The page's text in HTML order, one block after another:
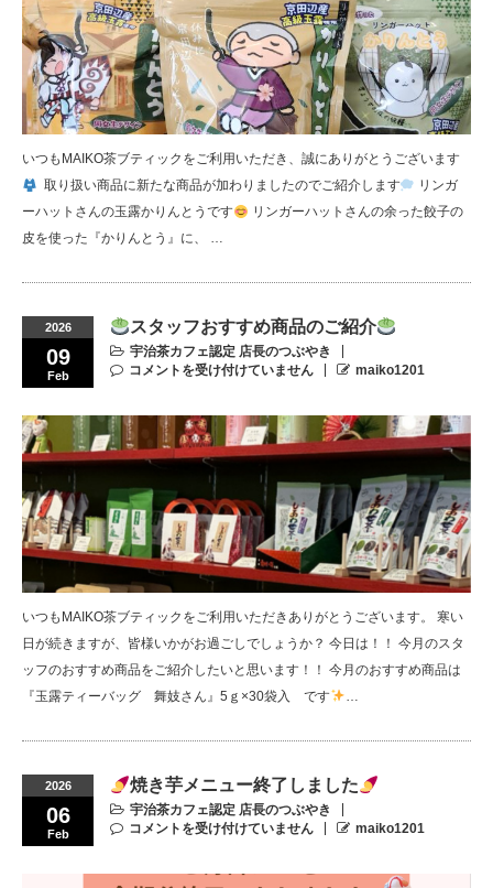
いつもMAIKO茶ブティックをご利用いただき、誠にありがとうございます
⁡ 取り扱い商品に新たな商品が加わりましたのでご紹介します
リンガ
ーハットさんの玉露かりんとうです
リンガーハットさんの余った餃子の
皮を使った『かりんとう』に、 …
2026
09
Feb
スタッフおすすめ商品のご紹介
宇治茶カフェ認定 店長のつぶやき
コメントを受け付けていません
maiko1201
いつもMAIKO茶ブティックをご利用いただきありがとうございます。 寒い
日が続きますが、皆様いかがお過ごしでしょうか？ 今日は！！ 今月のスタ
ッフのおすすめ商品をご紹介したいと思います！！ 今月のおすすめ商品は
『玉露ティーバッグ 舞妓さん』5ｇ×30袋入 です
…
2026
06
Feb
焼き芋メニュー終了しました
宇治茶カフェ認定 店長のつぶやき
コメントを受け付けていません
maiko1201